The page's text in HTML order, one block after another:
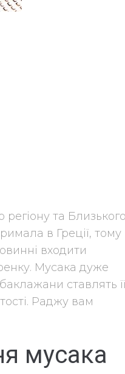
та Близького
в Греції, тому
входити
Мусака дуже
ставлять
Раджу вам
мусака